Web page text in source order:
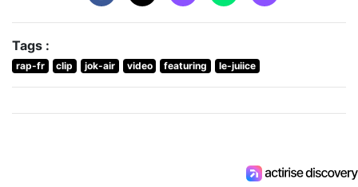
Tags :
rap-fr clip jok-air video featuring le-juiice